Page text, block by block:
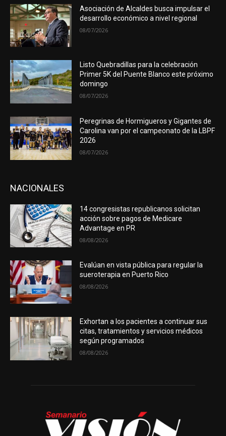
Asociación de Alcaldes busca impulsar el
desarrollo económico a nivel regional
08/07/2026
Listo Quebradillas para la celebración
Primer 5K del Puente Blanco este próximo
domingo
08/07/2026
Peregrinas de Hormigueros y Gigantes de
Carolina van por el campeonato de la LBPF
2026
08/07/2026
NACIONALES
14 congresistas republicanos solicitan
acción sobre pagos de Medicare
Advantage en PR
08/08/2026
Evalúan en vista pública para regular la
sueroterapia en Puerto Rico
08/08/2026
Exhortan a los pacientes a continuar sus
citas, tratamientos y servicios médicos
según programados
08/08/2026